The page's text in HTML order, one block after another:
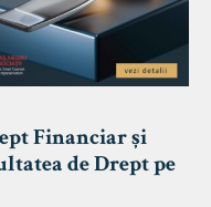
Financiar și
de Drept pe